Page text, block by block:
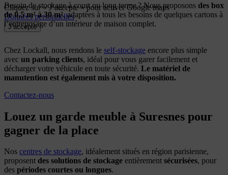
Cliquez sur « J’accepte » pour activer Google maps
Données personnelles
J’accepte
Besoin de stockage à court ou long terme ? Nous proposons des box
de 0,5 m² à 30 m², adaptées à tous les besoins de quelques cartons à
l’entreposage d’un intérieur de maison complet.
Chez Lockall, nous rendons le self-stockage encore plus simple
avec un parking clients, idéal pour vous garer facilement et
décharger votre véhicule en toute sécurité. Le matériel de
manutention est également mis à votre disposition.
Contactez-nous
Louez un garde meuble à Suresnes pour
gagner de la place
Nos centres de stockage, idéalement situés en région parisienne,
proposent des solutions de stockage entièrement sécurisées, pour
des périodes courtes ou longues.